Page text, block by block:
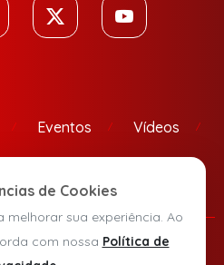
Eventos Vídeos
Privacidade
de Cookies
melhorar sua experiência. Ao
com nossa Política de